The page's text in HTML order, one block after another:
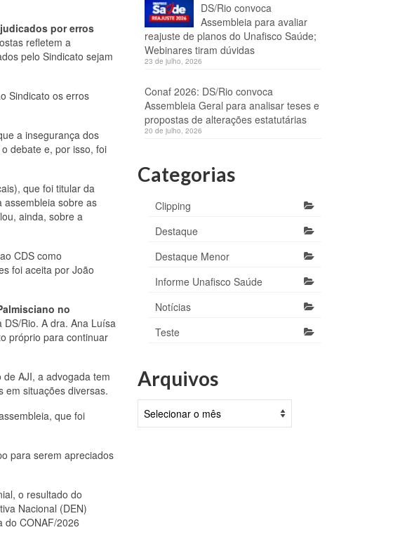
por erros
refletem a
pelo Sindicato sejam
Sindicato os erros
a insegurança dos
debate e, por isso, foi
que foi titular da
assembleia sobre as
ainda, sobre a
CDS como
foi aceita por João
no
Rio. A dra. Ana Luísa
próprio para continuar
AJI, a advogada tem
em situações diversas.
que foi
para serem apreciados
o resultado do
Nacional (DEN)
do CONAF/2026
DS/Rio convoca
Assembleia para avaliar
reajuste de planos do Unafisco Saúde;
Webinares tiram dúvidas
23 de julho, 2026
Conaf 2026: DS/Rio convoca
Assembleia Geral para analisar teses e
propostas de alterações estatutárias
20 de julho, 2026
Categorias
Clipping
Destaque
Destaque Menor
Informe Unafisco Saúde
Notícias
Teste
Arquivos